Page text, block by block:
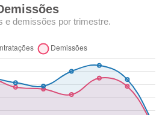
e demissões por trimestre.